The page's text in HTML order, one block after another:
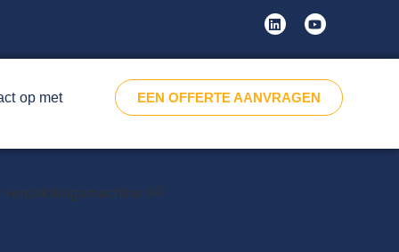
op met EEN OFFERTE AANVRAGEN